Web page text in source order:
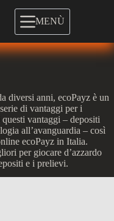
MENÙ
diversi anni, ecoPayz è un
di vantaggi per i
vantaggi – depositi
all’avanguardia – così
ecoPayz in Italia.
per giocare d’azzardo
e i prelievi.